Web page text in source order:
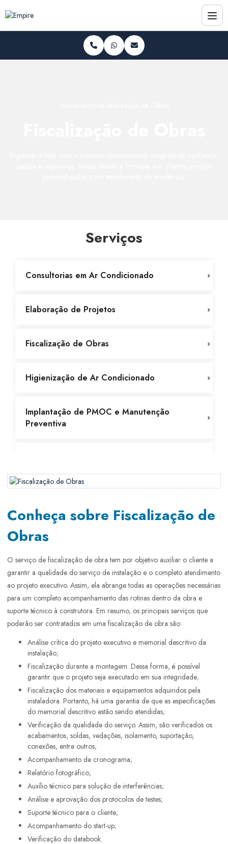
Serviços
Consultorias em Ar Condicionado
Elaboração de Projetos
Fiscalização de Obras
Higienização de Ar Condicionado
Implantação de PMOC e Manutenção
Preventiva
Conheça sobre Fiscalização de
Obras
O serviço de fiscalização de obra tem por objetivo auxiliar o cliente a
garantir a qualidade do serviço de instalação e o completo atendimento
ao projeto executivo. Assim, ela abrange todas as operações necessárias
para um completo acompanhamento das rotinas dentro da obra e
suporte técnico à construtora. Em resumo, os principais serviços que
poderão ser contratados em uma fiscalização de obra são:
Análise crítica do projeto executivo e memorial descritivo da
instalação;
Fiscalização durante a montagem. Dessa forma, é possível
garantir que o projeto seja executado em sua integridade;
Fiscalização dos materiais e equipamentos adquiridos pela
instaladora. Portanto, há uma garantia de que as especificações
do memorial descritivo estão sendo atendidas;
Verificação da qualidade do serviço. Assim, são verificados os
acabamentos, soldas, vedações, isolamento, suportação,
conexões, entre outros;
Acompanhamento de cronograma;
Relatório fotográfico;
Auxílio técnico para solução de interferências;
Análise e aprovação dos protocolos de testes;
Suporte técnico para o cliente;
Acompanhamento do start-up;
Verificação do databook.